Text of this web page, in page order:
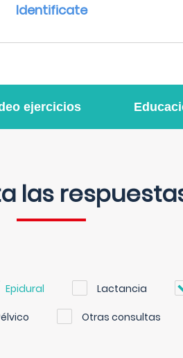
Identificate
ejercicios
las
Epidural Lactancia
Otras consultas